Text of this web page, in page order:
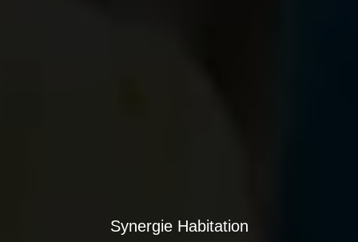
Synergie Habitation